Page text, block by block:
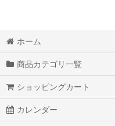
SINoALICE -シノアリス-
Overwatch OW オーバーウォ
ホーム
商品カテゴリ一覧
ショッピングカート
カレンダー